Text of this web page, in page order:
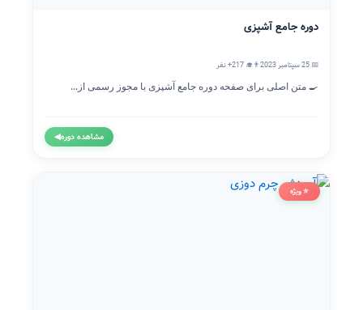
دوره جامع آشپزی
📅 25 سپتامبر 2023
👨‍🎓 217+ نفر
🍳 متن اصلی برای صفحه دوره جامع آشپزی با مجوز رسمی از...
مشاهده دوره◀
⭐ ویژه